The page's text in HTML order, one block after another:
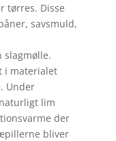
tørres. Disse
savsmuld,
slagmølle.
i materialet
Under
lim
der
bliver